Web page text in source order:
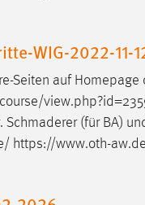
WIG-2022-11-
Seiten auf
Schmaderer (für BA)
https://www.oth-